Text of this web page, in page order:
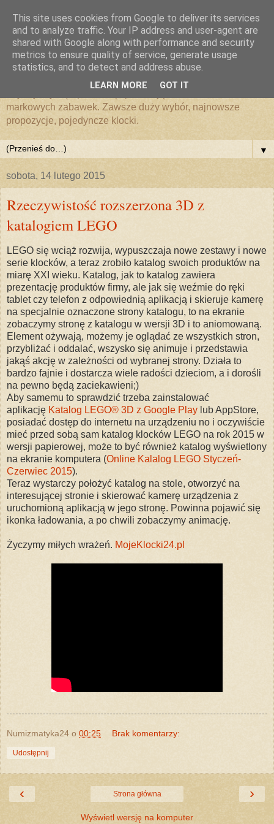
Zabawki i klocki LEGO
MojeKlocki24.pl
markowych zabawek. Zawsze duży wybór, najnowsze
propozycje, pojedyncze klocki.
▼
sobota, 14 lutego 2015
Rzeczywistość rozszerzona 3D z
katalogiem LEGO
LEGO się wciąż rozwija, wypuszczaja nowe zestawy i nowe
serie klocków, a teraz zrobiło katalog swoich produktów na
miarę XXI wieku. Katalog, jak to katalog zawiera
prezentację produktów firmy, ale jak się weźmie do ręki
tablet czy telefon z odpowiednią aplikacją i skieruje kamerę
na specjalnie oznaczone strony katalogu, to na ekranie
zobaczymy stronę z katalogu w wersji 3D i to aniomowaną.
Element ożywają, możemy je oglądać ze wszystkich stron,
przybliżać i oddalać, wszysko się animuje i przedstawia
jakąś akcję w zależności od wybranej strony. Działa to
bardzo fajnie i dostarcza wiele radości dzieciom, a i dorośli
na pewno będą zaciekawieni;)
Aby samemu to sprawdzić trzeba zainstalować
aplikację Katalog LEGO® 3D z Google Play lub AppStore,
posiadać dostęp do internetu na urządzeniu no i oczywiście
mieć przed sobą sam katalog klocków LEGO na rok 2015 w
wersji papierowej, może to być również katalog wyświetlony
na ekranie komputera (Online Kalalog LEGO Styczeń-
Czerwiec 2015).
Teraz wystarczy położyć katalog na stole, otworzyć na
interesującej stronie i skierować kamerę urządzenia z
uruchomioną aplikacją w jego stronę. Powinna pojawić się
ikonka ładowania, a po chwili zobaczymy animację.
Życzymy miłych wrażeń. MojeKlocki24.pl
Numizmatyka24 o 00:25 Brak komentarzy:
Udostępnij
‹ ›
Strona główna
Wyświetl wersję na komputer
This site uses cookies from Google to deliver its services
and to analyze traffic. Your IP address and user-agent are
shared with Google along with performance and security
metrics to ensure quality of service, generate usage
statistics, and to detect and address abuse.
LEARN MORE GOT IT